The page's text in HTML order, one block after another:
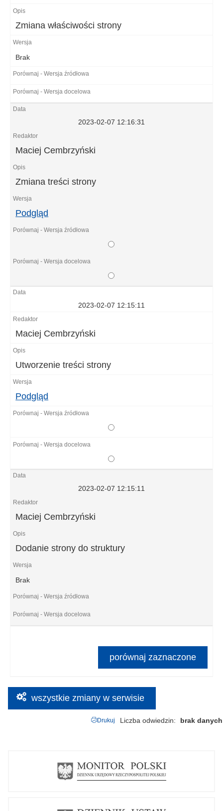
Zmiana właściwości strony
Brak
2023-02-07 12:16:31
Maciej Cembrzyński
Zmiana treści strony
Podgląd
2023-02-07 12:15:11
Maciej Cembrzyński
Utworzenie treści strony
Podgląd
2023-02-07 12:15:11
Maciej Cembrzyński
Dodanie strony do struktury
Brak
porównaj zaznaczone
wszystkie zmiany w serwisie
Drukuj Liczba odwiedzin brak danych